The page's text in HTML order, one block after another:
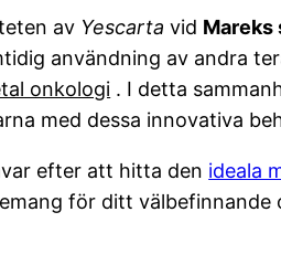
av Yescarta vid Mareks
användning av andra
onkologi . I detta
med dessa innovativa
efter att hitta den ideala
för ditt välbefinnande